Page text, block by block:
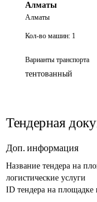
Алматы
Алматы
Кол-во машин: 1
Варианты транспорта
тентованный
Тендерная
Доп. информация
Название тендера на
логистические услуги
ID тендера на площадке